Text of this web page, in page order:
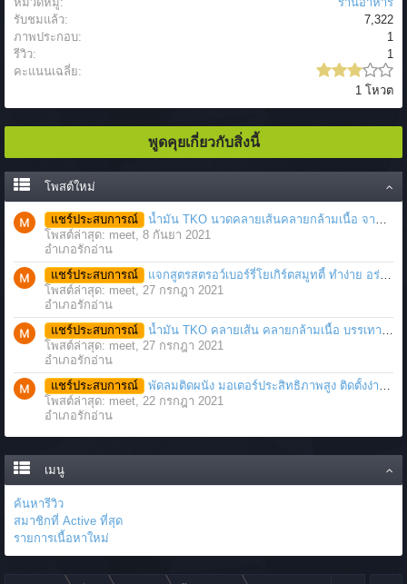
รับชมแล้ว:
7,322
ภาพประกอบ:
1
รีวิว:
1
คะแนนเฉลี่ย:
1 โหวต
พูดคุยเกี่ยวกับสิ่งนี้
โพสต์ใหม่
แชร์ประสบการณ์
น้ำมัน TKO นวดคลายเส้นคลายกล้ามเนื้อ จากภาวะตึงหรือเคล็ด บาดเจ็บ ได้อย่างฉับพลัน
โพสต์ล่าสุด: meet, 8 กันยา 2021
อำเภอรักอ่าน
แชร์ประสบการณ์
แจกสูตรสตรอว์เบอร์รี่โยเกิร์ตสมูทตี้ ทำง่าย อร่อย แค่มีเครื่องปั่นน้ำผลไม้
โพสต์ล่าสุด: meet, 27 กรกฎา 2021
อำเภอรักอ่าน
แชร์ประสบการณ์
น้ำมัน TKO คลายเส้น คลายกล้ามเนื้อ บรรเทาอาการบาดเจ็บโดยฉับพลัน
โพสต์ล่าสุด: meet, 27 กรกฎา 2021
อำเภอรักอ่าน
แชร์ประสบการณ์
พัดลมติดผนัง มอเตอร์ประสิทธิภาพสูง ติดตั้งง่าย ประหยัดพื้นที่
โพสต์ล่าสุด: meet, 22 กรกฎา 2021
อำเภอรักอ่าน
เมนู
ค้นหารีวิว
สมาชิกที่ Active ที่สุด
รายการเนื้อหาใหม่